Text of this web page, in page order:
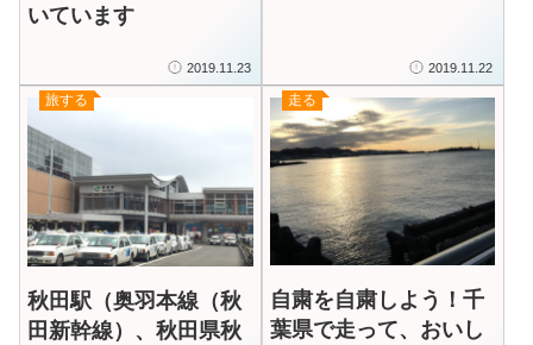
いています
2019.11.23 2019.11.22
旅する
秋田駅（奥羽本線（秋
田新幹線）、秋田県秋
走る
自粛を自粛しよう！千
葉県で走って、おいし